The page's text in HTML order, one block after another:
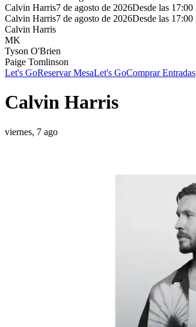
Calvin Harris7 de agosto de 2026Desde las 17:00
Calvin Harris7 de agosto de 2026Desde las 17:00
Calvin Harris
MK
Tyson O'Brien
Paige Tomlinson
Let's GoReservar MesaLet's GoComprar Entradas
Calvin Harris
viernes, 7 ago